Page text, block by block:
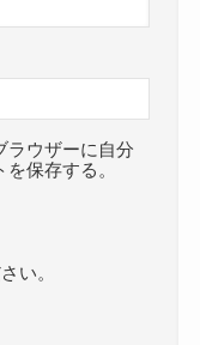
ラウザーに自分
保存する。
い。